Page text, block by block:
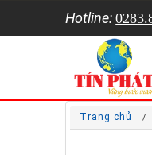
Hotline:
Trang chủ /